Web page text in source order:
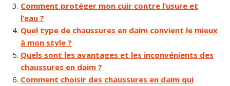
Comment protéger mon cuir contre l’usure et
l’eau ?
Quel type de chaussures en daim convient le mieux
à mon style ?
Quels sont les avantages et les inconvénients des
chaussures en daim ?
Comment choisir des chaussures en daim qui